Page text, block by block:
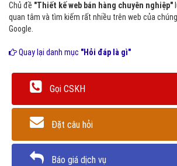
Chủ đề "Thiết kế web bán hàng chuyên nghiệp"
quan tâm và tìm kiếm rất nhiều trên web của
Google.
Quay lại danh mục "Hỏi đáp là gì"
Gọi CSKH
Đặt câu hỏi
Báo giá dịch vụ